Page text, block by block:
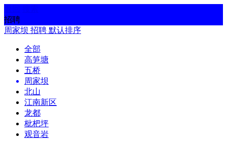
招聘
周家坝 招聘 默认排序
全部
高笋塘
五桥
周家坝
北山
江南新区
龙都
枇杷坪
观音岩